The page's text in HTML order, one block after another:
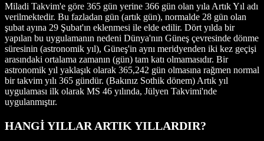
Miladi Takvim'e göre 365 gün yerine 366 gün olan yıla Artık Yıl adı
verilmektedir. Bu fazladan gün (artık gün), normalde 28 gün olan
şubat ayına 29 Şubat'ın eklenmesi ile elde edilir. Dört yılda bir
yapılan bu uygulamanın nedeni Dünya'nın Güneş çevresinde dönme
süresinin (astronomik yıl), Güneş'in aynı meridyenden iki kez geçişi
arasındaki ortalama zamanın (gün) tam katı olmamasıdır. Bir
astronomik yıl yaklaşık olarak 365,242 gün olmasına rağmen normal
bir takvim yılı 365 gündür. (Bakınız Sothik dönem) Artık yıl
uygulaması ilk olarak MS 46 yılında, Jülyen Takvimi'nde
uygulanmıştır.
HANGİ YILLAR ARTIK YILLARDIR?